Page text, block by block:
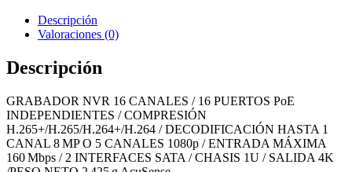
Descripción
Valoraciones (0)
Descripción
GRABADOR NVR 16 CANALES / 16 PUERTOS PoE
INDEPENDIENTES / COMPRESIÓN
H.265+/H.265/H.264+/H.264 / DECODIFICACIÓN HASTA 1
CANAL 8 MP O 5 CANALES 1080p / ENTRADA MÁXIMA
160 Mbps / 2 INTERFACES SATA / CHASIS 1U / SALIDA 4K